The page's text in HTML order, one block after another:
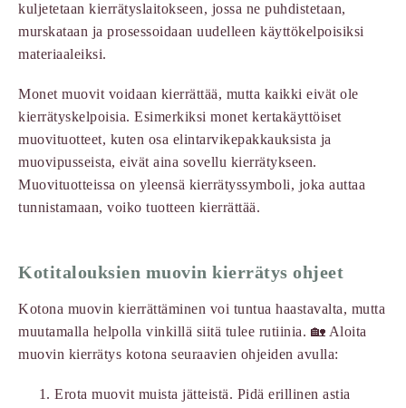
kuljetetaan kierrätyslaitokseen, jossa ne puhdistetaan,
murskataan ja prosessoidaan uudelleen käyttökelpoisiksi
materiaaleiksi.
Monet muovit voidaan kierrättää, mutta kaikki eivät ole
kierrätyskelpoisia. Esimerkiksi monet kertakäyttöiset
muovituotteet, kuten osa elintarvikepakkauksista ja
muovipusseista, eivät aina sovellu kierrätykseen.
Muovituotteissa on yleensä kierrätyssymboli, joka auttaa
tunnistamaan, voiko tuotteen kierrättää.
Kotitalouksien muovin kierrätys ohjeet
Kotona muovin kierrättäminen voi tuntua haastavalta, mutta
muutamalla helpolla vinkillä siitä tulee rutiinia. 🏡 Aloita
muovin kierrätys kotona seuraavien ohjeiden avulla:
Erota muovit muista jätteistä. Pidä erillinen astia